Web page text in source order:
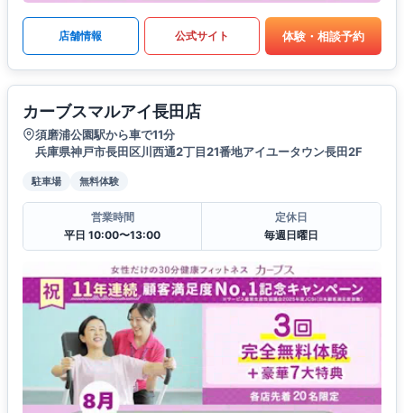
店舗情報 公式サイト 体験・相談予約
カーブスマルアイ長田店
須磨浦公園駅から車で11分
兵庫県神戸市長田区川西通2丁目21番地アイユータウン長田2F
駐車場 無料体験
営業時間
平日 10:00〜13:00
定休日
毎週日曜日